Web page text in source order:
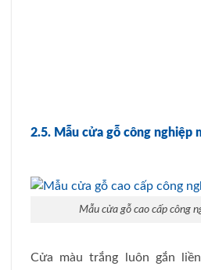
2.5. Mẫu cửa gỗ công nghiệp
Mẫu cửa gỗ cao cấp công
Cửa màu trắng luôn gắn